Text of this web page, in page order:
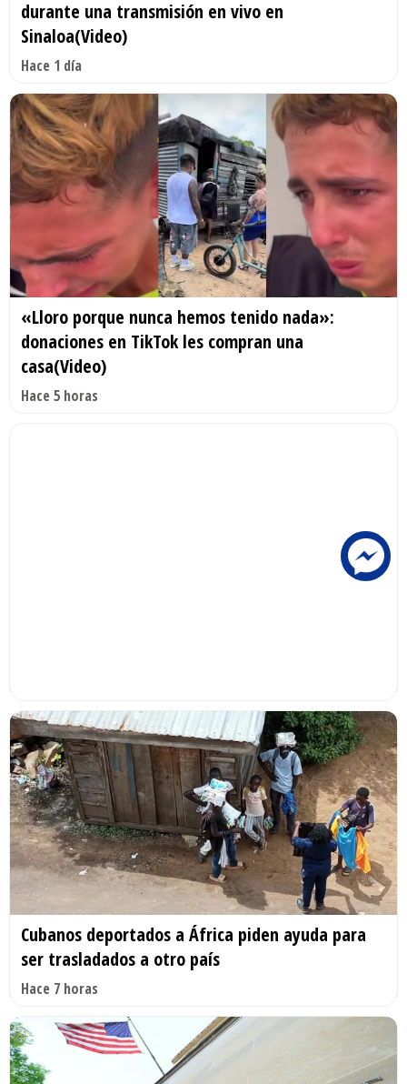
durante una transmisión en vivo en
Sinaloa(Video)
Hace 1 día
«Lloro porque nunca hemos tenido nada»:
donaciones en TikTok les compran una
casa(Video)
Hace 5 horas
Cubanos deportados a África piden ayuda para
ser trasladados a otro país
Hace 7 horas